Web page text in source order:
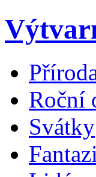
Roční
Svátky